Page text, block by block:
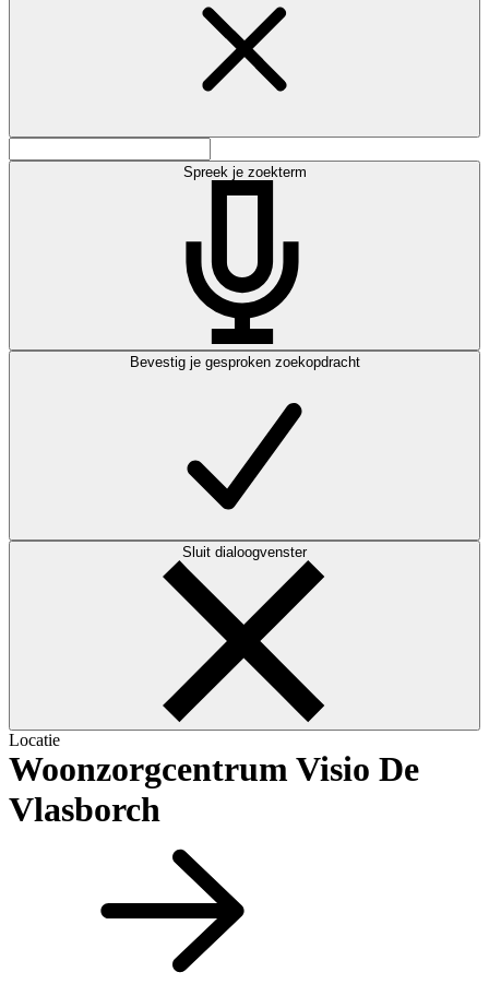
Spreek je zoekterm
Bevestig je gesproken zoekopdracht
Sluit dialoogvenster
Locatie
Woonzorgcentrum Visio De
Vlasborch